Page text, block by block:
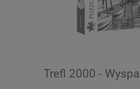
Trefl 2000 -